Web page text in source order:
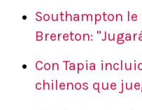
Southampton le
Brereton:
Con Tapia
chilenos que